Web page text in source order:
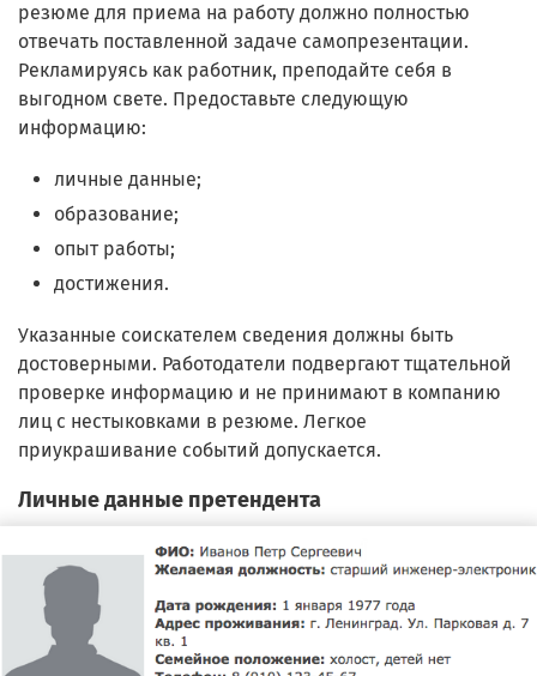
резюме для приема на работу должно полностью
отвечать поставленной задаче самопрезентации.
Рекламируясь как работник, преподайте себя в
выгодном свете. Предоставьте следующую
информацию:
личные данные;
образование;
опыт работы;
достижения.
Указанные соискателем сведения должны быть
достоверными. Работодатели подвергают тщательной
проверке информацию и не принимают в компанию
лиц с нестыковками в резюме. Легкое
приукрашивание событий допускается.
Личные данные претендента